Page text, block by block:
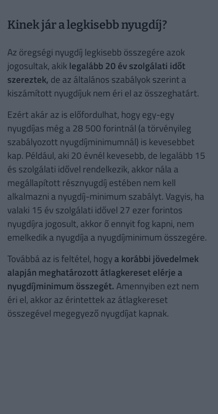
Kinek jár a legkisebb nyugdíj?
Az öregségi nyugdíj legkisebb összegére azok
jogosultak, akiklegalább 20 év szolgálati időt
szereztek, de az általános szabályok szerint a
kiszámított nyugdíjuk nem éri el az összeghatárt.
Ezért akár az is előfordulhat, hogy egy-egy
nyugdíjas még a 28 500 forintnál (a törvényileg
szabályozott nyugdíjminimumnál) is kevesebbet
kap. Például, aki 20 évnél kevesebb, de legalább 15
és szolgálati idővel rendelkezik, akkor nála a
megállapított résznyugdíj estében nem kell
alkalmazni a nyugdíj-minimum szabályt. Vagyis, ha
valaki 15 év szolgálati idővel 27 ezer forintos
nyugdíjra jogosult, akkor ő ennyit fog kapni, nem
emelkedik a nyugdíja a nyugdíjminimum összegére.
Továbbá az is feltétel, hogya korábbi jövedelmek
alapján meghatározott átlagkereset elérje a
nyugdíjminimum összegét.Amennyiben ezt nem
éri el, akkor az érintettek az átlagkereset
összegével megegyező nyugdíjat kapnak.